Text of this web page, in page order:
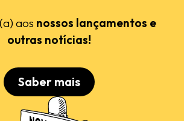
aos nossos lançamentos e
outras notícias!
Saber mais